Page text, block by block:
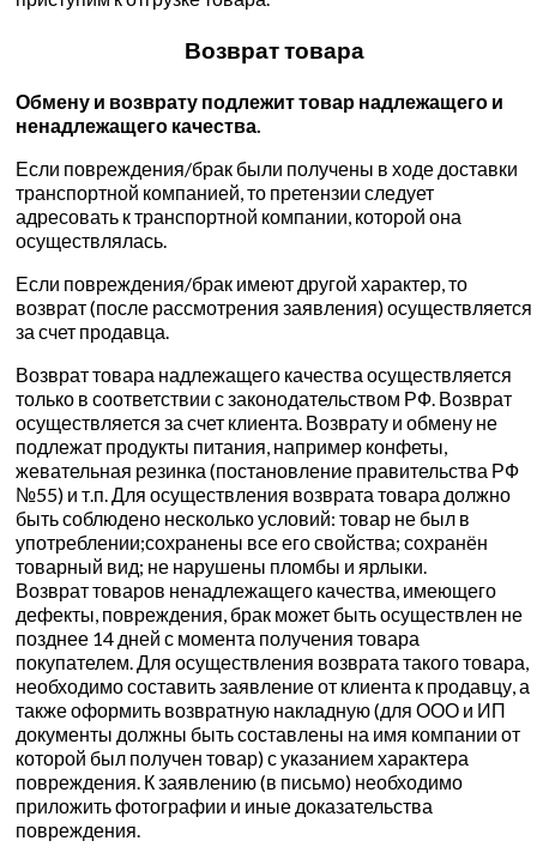
Возврат товара
Обмену и возврату подлежит товар надлежащего и
ненадлежащего качества.
Если повреждения/брак были получены в ходе доставки
транспортной компанией, то претензии следует
адресовать к транспортной компании, которой она
осуществлялась.
Если повреждения/брак имеют другой характер, то
возврат (после рассмотрения заявления) осуществляется
за счет продавца.
Возврат товара надлежащего качества осуществляется
только в соответствии с законодательством РФ. Возврат
осуществляется за счет клиента. Возврату и обмену не
подлежат продукты питания, например конфеты,
жевательная резинка (постановление правительства РФ
№55) и т.п. Для осуществления возврата товара должно
быть соблюдено несколько условий: товар не был в
употреблении;сохранены все его свойства; сохранён
товарный вид; не нарушены пломбы и ярлыки.
Возврат товаров ненадлежащего качества, имеющего
дефекты, повреждения, брак может быть осуществлен не
позднее 14 дней с момента получения товара
покупателем. Для осуществления возврата такого товара,
необходимо составить заявление от клиента к продавцу, а
также оформить возвратную накладную (для ООО и ИП
документы должны быть составлены на имя компании от
которой был получен товар) с указанием характера
повреждения. К заявлению (в письмо) необходимо
приложить фотографии и иные доказательства
повреждения.